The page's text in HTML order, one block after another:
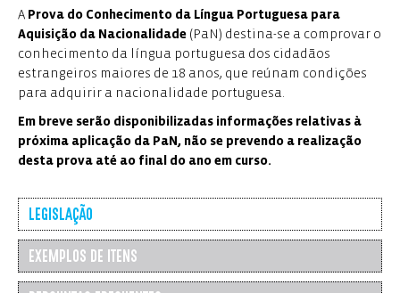
A Prova do Conhecimento da Língua Portuguesa para
Aquisição da Nacionalidade (PaN) destina-se a comprovar o
conhecimento da língua portuguesa dos cidadãos
estrangeiros maiores de 18 anos, que reúnam condições
para adquirir a nacionalidade portuguesa.
Em breve serão disponibilizadas informações relativas à
próxima aplicação da PaN, não se prevendo a realização
desta prova até ao final do ano em curso.
LEGISLAÇÃO
EXEMPLOS DE ITENS